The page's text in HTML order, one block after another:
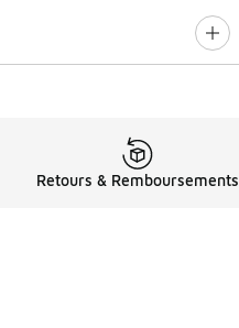
Retours & Remboursements